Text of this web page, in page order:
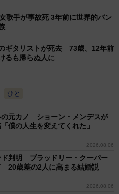
歌手が事故死 3年前に世界的バン
ギタリストが死去 73歳、12年前
るも帰らぬ人に
ひと
の元カノ ショーン・メンデスが
僕の人生を変えてくれた」
2026.08.06
ド判明 ブラッドリー・クーパー
20歳差の2人に高まる結婚説
2026.08.06